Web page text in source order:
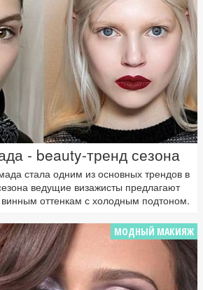
- beauty-тренд сезона
стала одним из основных трендов в
ведущие визажисты предлагают
винным оттенкам с холодным подтоном.
МОДНЫЙ МАКИЯЖ